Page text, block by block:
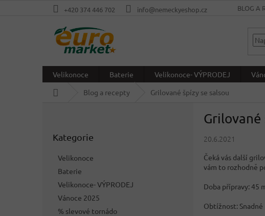
+420 374 446 702 info@nemeckyeshop.cz BLOG A
Velikonoce Baterie Velikonoce- VÝPRODEJ
Blog a recepty Grilované špízy se salsou
kategorie
Kategorie
Velikonoce
Baterie
Velikonoce- VÝPRODEJ
Vánoce 2025
% slevové tornádo
Grilované
20.6.2021
Čeká vás další
vám to rozhodně
Doba přípravy: 45
Obtížnost: Snadné